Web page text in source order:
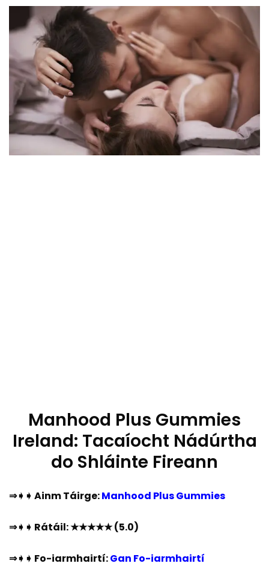
Manhood Plus Gummies
Ireland: Tacaíocht Nádúrtha
do Shláinte Fireann
⇒➧➧ Ainm Táirge:Manhood Plus Gummies
⇒➧➧ Rátáil: ★★★★★ (5.0)
⇒➧➧ Fo-iarmhairtí:Gan Fo-iarmhairtí